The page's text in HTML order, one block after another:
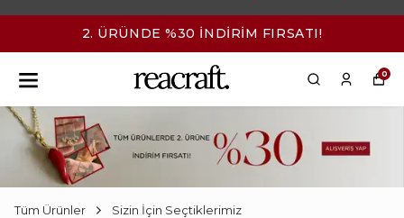
2500₺ ÜZERİ KARGO ÜCRETSİZ!
0
Tüm Ürünler Sizin İçin Seçtiklerimiz